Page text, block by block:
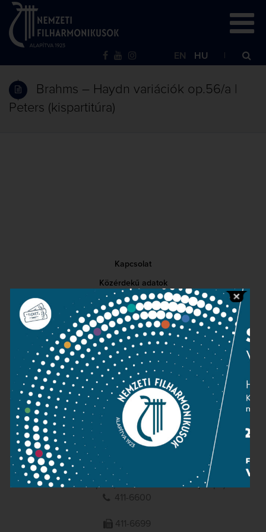
EN HU
Brahms – Haydn variációk op.56/a |
Peters (kispartitúra)
Kapcsolat
Közérdekű adatok
Sajtószoba
Adatvédelem
Impresszum
NEMZETI
FILHARMONIKUSOK
1095 Budapest, Komor Marcell u. 1. (Müpa)
411-6600
411-6699